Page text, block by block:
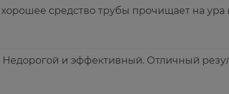
хорошее средство трубы прочищает на ура
Недорогой и эффективный. Отличный